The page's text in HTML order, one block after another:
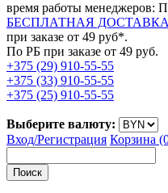
время работы менеджеров:
БЕСПЛАТНАЯ ДОСТАВКА
при заказе от 49 руб*.
По РБ при заказе от 49 руб.
+375 (29) 910-55-55
+375 (33) 910-55-55
+375 (25) 910-55-55
Выберите валюту:
Вход/Регистрация Корзина
Поиск